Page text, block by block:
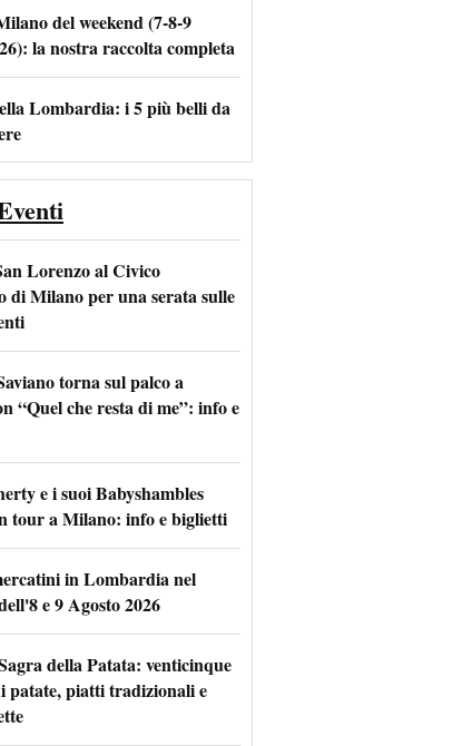
del weekend (7-8-9
la nostra raccolta completa
Lombardia: i 5 più belli da
Lorenzo al Civico
di Milano per una serata sulle
torna sul palco a
“Quel che resta di me”: info e
e i suoi Babyshambles
tour a Milano: info e biglietti
in Lombardia nel
e 9 Agosto 2026
della Patata: venticinque
patate, piatti tradizionali e